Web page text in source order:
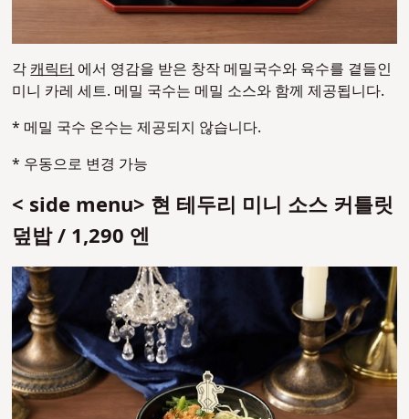
각 캐릭터 에서 영감을 받은 창작 메밀국수와 육수를 곁들인
미니 카레 세트. 메밀 국수는 메밀 소스와 함께 제공됩니다.
* 메밀 국수 온수는 제공되지 않습니다.
* 우동으로 변경 가능
< side menu> 현 테두리 미니 소스 커틀릿
덮밥 / 1,290 엔